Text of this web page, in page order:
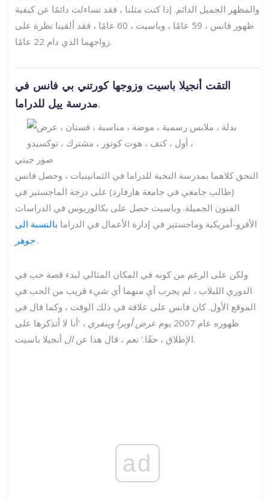
والمظهر الجميل الدائم. إذا كنت مثلنا ، فقد تساءلت دائمًا عن كيفية
ظهور فانس ، 59 عامًا ، وباسيت ، 60 عامًا ، فقد ألقينا نظرة على
زواجهما الذي دام 22 عامًا.
التقت أنجيلا باسيت وزوجها كورتني بي فانس في
مدرسة ييل للدراما.
صور جيتي
التحق كلاهما بمدرسة النخبة للدراما في الثمانينيات ، وحصل فانس
(طالب جامعي في جامعة هارفارد) على درجة الماجستير في
الفنون الجميلة. وباسيت حصل على بكالوريوس في الدراسات
الأفرو-أمريكية وماجستير في إدارة الأعمال في الدراما بالنسبة الى
جوهر .
ولكن على الرغم من كونه في المكان المثالي لبدء قصة حب في
الدوري اللبلاب ، لم يجرب أي منهما أي شيء قريب من الحب في
الموقع الأول. كان فانس على علاقة في ذلك الوقت ، وكما قال في
ظهوره عام 2007 يوم
عرض أوبرا وينفري ، 'أنا لا أتذكرها على
الإطلاق ، حقًا.' نعم ، قال هذا عنال أنجيلا باسيت.
ad